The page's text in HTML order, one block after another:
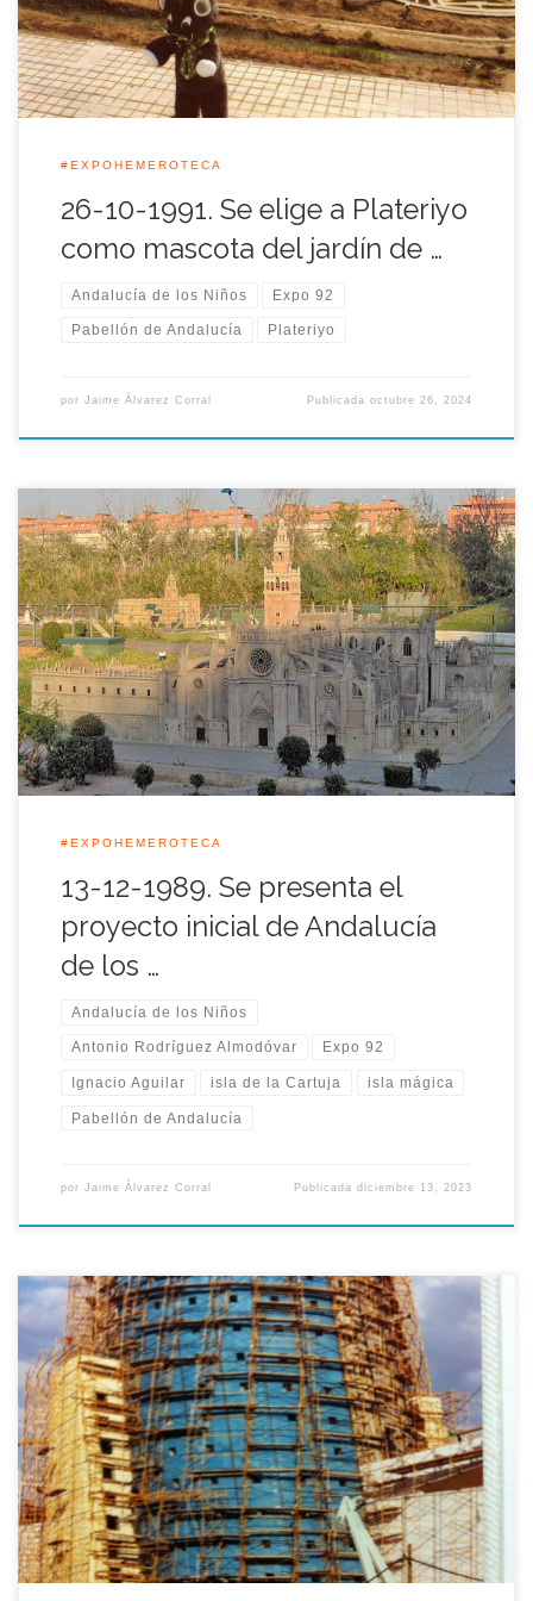
marcha de un proyecto […]
#EXPOHEMEROTECA
26-10-1991. Se elige a Plateriyo
como mascota del jardín de …
Andalucía de los Niños Expo 92
Pabellón de Andalucía Plateriyo
por Jaime Álvarez Corral Publicadaoctubre 26, 2024
Tal día como hoy del año 1989 se daba a conocer el proyecto
inicial que a principios de 1990 se presentaría oficialmente
como proyecto definitivo del parque de maquetas en
miniaturas situado junto al Pabellón de Andalucía llamado
Andalucía de los niños. Andalucía de los niños es un conjunto
de […]
#EXPOHEMEROTECA
13-12-1989. Se presenta el
proyecto inicial de Andalucía
de los …
Andalucía de los Niños
Antonio Rodríguez Almodóvar Expo 92
Ignacio Aguilar isla de la Cartuja isla mágica
Pabellón de Andalucía
por Jaime Álvarez Corral Publicadadiciembre 13, 2023
El 5 de Julio de 1990 se adjudica a la empresa Dragados y
Construcciones la primera fase de las obras del pabellón de
Andalucía en la Expo’92 por un valor de 526.946.327 pesetas.
La reunión de la mesa de contratación estuvo presidida por el
consejero de la Presidencia en funciones […]